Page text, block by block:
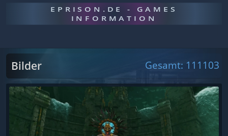
EPRISON.DE - GAMES
INFORMATION
Bilder Gesamt: 111103